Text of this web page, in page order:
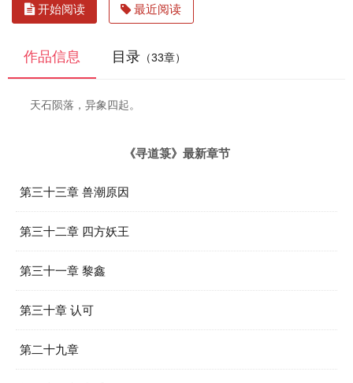
开始阅读 最近阅读
作品信息 目录 （33章）
天石陨落，异象四起。
《寻道箓》最新章节
第三十三章 兽潮原因
第三十二章 四方妖王
第三十一章 黎鑫
第三十章 认可
第二十九章